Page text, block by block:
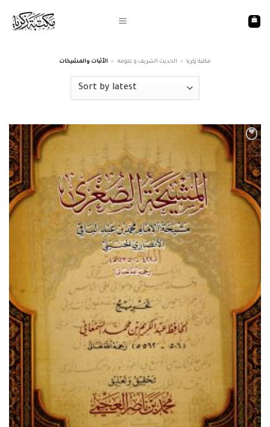
content
مكتبة زكريا » الحديث الشريف و علومه » الأثبات والمشيخات